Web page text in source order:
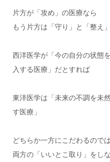
片方が「攻め」の医療なら
もう片方は「守り」と「整え
西洋医学が「今の自分の状態
入する医療」だとすれば
東洋医学は「未来の不調を未
す医療」
どちらか一方にこだわるので
両方の「いいとこ取り」をし